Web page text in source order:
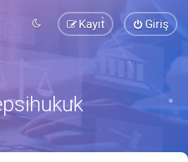
Giriş
Kayıt